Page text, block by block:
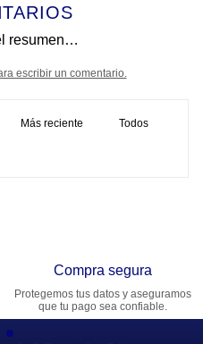
resumen…
escribir un comentario.
Más reciente Todos
Compra segura
Protegemos tus datos y aseguramos
que tu pago sea confiable.